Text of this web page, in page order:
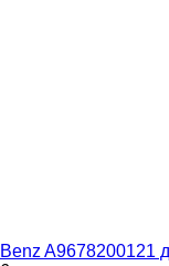
Benz A9678200121